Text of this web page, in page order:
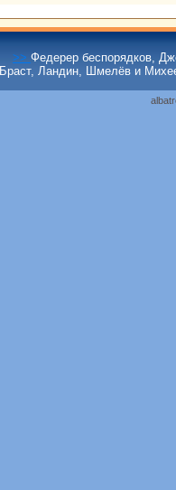
>> Федерер беспорядков,
Браст, Ландин, Шмелёв и